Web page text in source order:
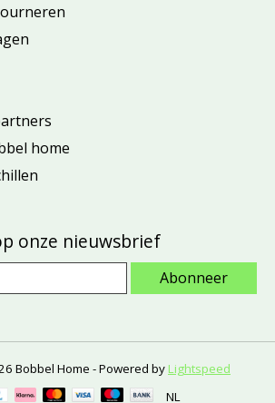
home
onze nieuwsbrief
Abonneer
Bobbel Home - Powered by Lightspeed
NL